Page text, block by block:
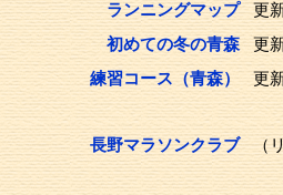
ランニングマップ
更
初めての冬の青森
更
練習コース（青森）
更
長野マラソンクラブ （